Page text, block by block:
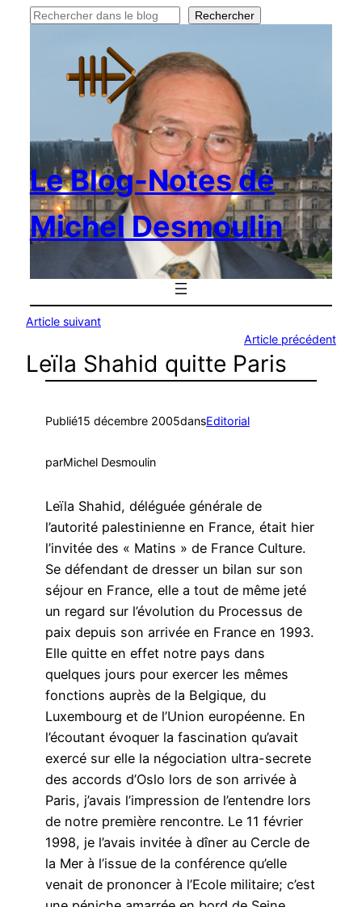
Rechercher Rechercher
Le Blog-Notes de
Michel Desmoulin
Article suivant
Article précédent
Leïla Shahid quitte Paris
Publié15 décembre 2005dansEditorial
parMichel Desmoulin
Leïla Shahid, déléguée générale de
l’autorité palestinienne en France, était hier
l’invitée des « Matins » de France Culture.
Se défendant de dresser un bilan sur son
séjour en France, elle a tout de même jeté
un regard sur l’évolution du Processus de
paix depuis son arrivée en France en 1993.
Elle quitte en effet notre pays dans
quelques jours pour exercer les mêmes
fonctions auprès de la Belgique, du
Luxembourg et de l’Union européenne. En
l’écoutant évoquer la fascination qu’avait
exercé sur elle la négociation ultra-secrete
des accords d’Oslo lors de son arrivée à
Paris, j’avais l’impression de l’entendre lors
de notre première rencontre. Le 11 février
1998, je l’avais invitée à dîner au Cercle de
la Mer à l’issue de la conférence qu’elle
venait de prononcer à l’Ecole militaire; c’est